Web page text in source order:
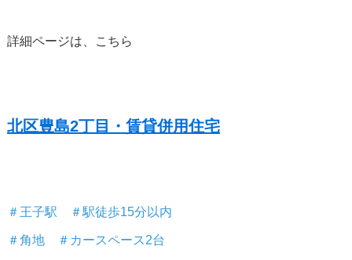
詳細ページは、こちら
北区豊島2丁目・賃貸併用住宅
＃王子駅 ＃駅徒歩15分以内
＃角地 ＃カースペース2台